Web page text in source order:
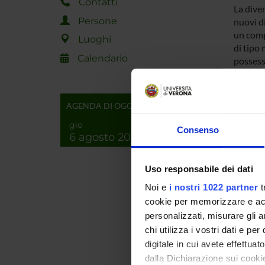
Consenso
Uso responsabile dei dati
Noi e i nostri 1022 partner
cookie per memorizzare e
personalizzati, misurare gli
chi utilizza i vostri dati e per
digitale in cui avete
dalla Dichiarazione sui
Persone
Luoghi
Calendario
AGENDA DI OGGI
gio
6 agosto 2026
La
nuovi
un
di tipo
e per